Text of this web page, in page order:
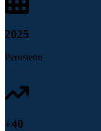
2025
Perustettu
+40